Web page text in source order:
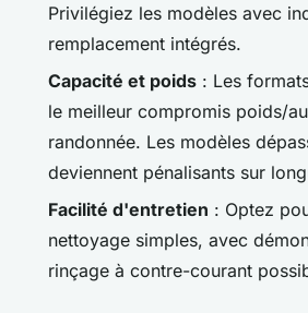
Privilégiez les modèles avec
remplacement intégrés.
Capacité et poids : Les
le meilleur compromis poids/
randonnée. Les modèles
deviennent pénalisants sur
Facilité d'entretien : Optez
nettoyage simples, avec
rinçage à contre-courant